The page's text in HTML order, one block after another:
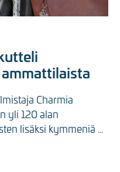
Charmia
yli 120 alan
lisäksi kymmeniä